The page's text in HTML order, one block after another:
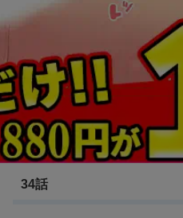
BLEACH 尸魂界・潜入篇
34話